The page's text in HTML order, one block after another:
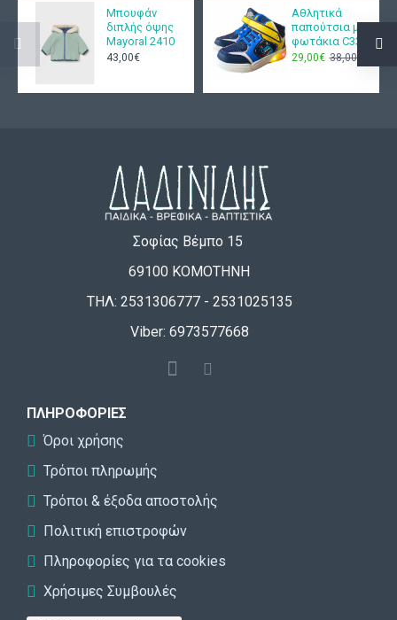
Mπουφάν
διπλής όψης
Mayoral 2410
43,00€
Αθλητικά
παπούτσια με
φωτάκια C333
29,00€ 38,00€
Σοφίας Βέμπο 15
69100 ΚΟΜΟΤΗΝΗ
ΤΗΛ: 2531306777 - 2531025135
Viber: 6973577668
ΠΛΗΡΟΦΟΡΊΕΣ
Όροι χρήσης
Τρόποι πληρωμής
Τρόποι & έξοδα αποστολής
Πολιτική επιστροφών
Πληροφορίες για τα cookies
Χρήσιμες Συμβουλές